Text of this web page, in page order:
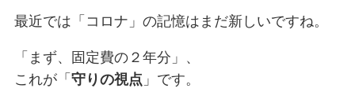
最近では「コロナ」の記憶はまだ新しいですね。
「まず、固定費の２年分」、
これが「 守りの視点 」です。